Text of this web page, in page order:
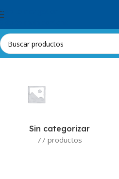
Skip to navigation
Inicio Harris
Sin categorizar
77 productos